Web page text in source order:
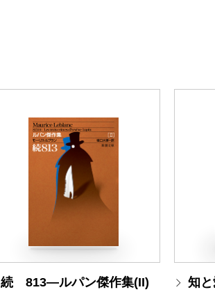
続 813―ルパン傑作集(II)
知